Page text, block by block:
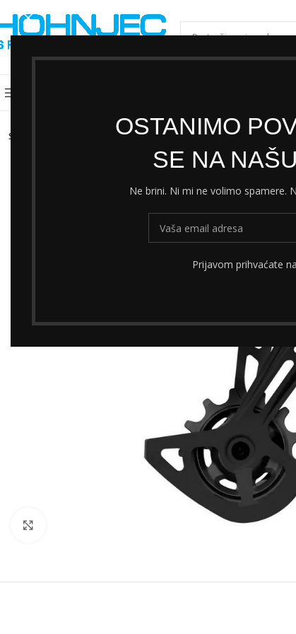
OSTANIMO
SE NA
Ne brini. Ni mi ne volimo spamere.
Prijavom prihvaćate
ODABERI KATEGORIJU
SOLD